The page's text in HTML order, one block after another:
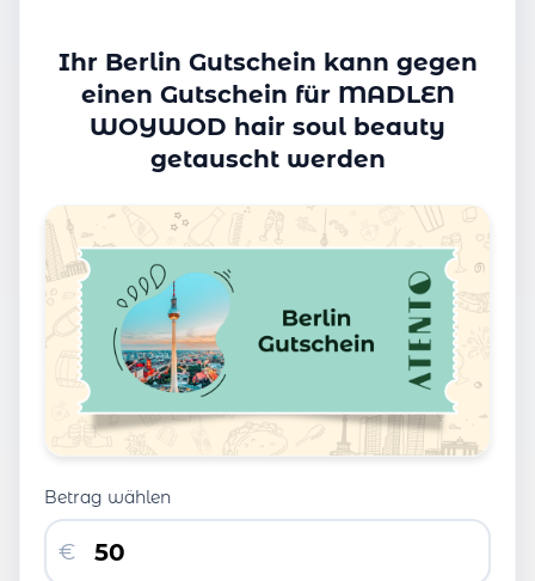
Ihr Berlin Gutschein kann gegen
einen Gutschein für MADLEN
WOYWOD hair soul beauty
getauscht werden
Betrag wählen
€